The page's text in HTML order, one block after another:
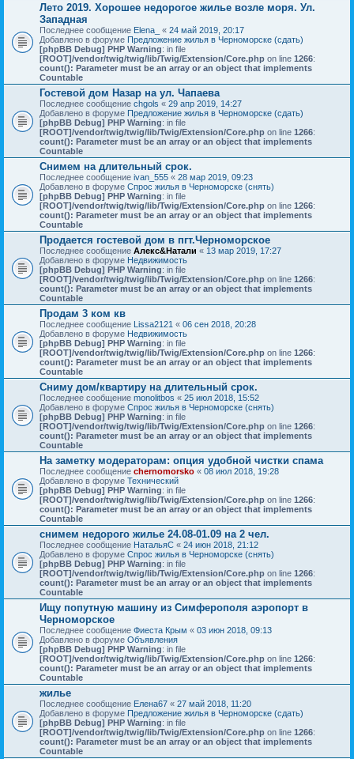
Лето 2019. Хорошее недорогое жилье возле моря. Ул.
Западная
Последнее сообщение Elena_ « 24 май 2019, 20:17
Добавлено в форуме Предложение жилья в Черноморске (сдать)
[phpBB Debug] PHP Warning: in file
[ROOT]/vendor/twig/twig/lib/Twig/Extension/Core.php on line 1266:
count(): Parameter must be an array or an object that implements
Countable
Гостевой дом Назар на ул. Чапаева
Последнее сообщение chgols « 29 апр 2019, 14:27
Добавлено в форуме Предложение жилья в Черноморске (сдать)
[phpBB Debug] PHP Warning: in file
[ROOT]/vendor/twig/twig/lib/Twig/Extension/Core.php on line 1266:
count(): Parameter must be an array or an object that implements
Countable
Снимем на длительный срок.
Последнее сообщение ivan_555 « 28 мар 2019, 09:23
Добавлено в форуме Спрос жилья в Черноморске (снять)
[phpBB Debug] PHP Warning: in file
[ROOT]/vendor/twig/twig/lib/Twig/Extension/Core.php on line 1266:
count(): Parameter must be an array or an object that implements
Countable
Продается гостевой дом в пгт.Черноморское
Последнее сообщение Алекс&Натали « 13 мар 2019, 17:27
Добавлено в форуме Недвижимость
[phpBB Debug] PHP Warning: in file
[ROOT]/vendor/twig/twig/lib/Twig/Extension/Core.php on line 1266:
count(): Parameter must be an array or an object that implements
Countable
Продам 3 ком кв
Последнее сообщение Lissa2121 « 06 сен 2018, 20:28
Добавлено в форуме Недвижимость
[phpBB Debug] PHP Warning: in file
[ROOT]/vendor/twig/twig/lib/Twig/Extension/Core.php on line 1266:
count(): Parameter must be an array or an object that implements
Countable
Сниму дом/квартиру на длительный срок.
Последнее сообщение monolitbos « 25 июл 2018, 15:52
Добавлено в форуме Спрос жилья в Черноморске (снять)
[phpBB Debug] PHP Warning: in file
[ROOT]/vendor/twig/twig/lib/Twig/Extension/Core.php on line 1266:
count(): Parameter must be an array or an object that implements
Countable
На заметку модераторам: опция удобной чистки спама
Последнее сообщение chernomorsko « 08 июл 2018, 19:28
Добавлено в форуме Технический
[phpBB Debug] PHP Warning: in file
[ROOT]/vendor/twig/twig/lib/Twig/Extension/Core.php on line 1266:
count(): Parameter must be an array or an object that implements
Countable
снимем недорого жилье 24.08-01.09 на 2 чел.
Последнее сообщение НатальяС « 24 июн 2018, 21:12
Добавлено в форуме Спрос жилья в Черноморске (снять)
[phpBB Debug] PHP Warning: in file
[ROOT]/vendor/twig/twig/lib/Twig/Extension/Core.php on line 1266:
count(): Parameter must be an array or an object that implements
Countable
Ищу попутную машину из Симферополя аэропорт в
Черноморское
Последнее сообщение Фиеста Крым « 03 июн 2018, 09:13
Добавлено в форуме Объявления
[phpBB Debug] PHP Warning: in file
[ROOT]/vendor/twig/twig/lib/Twig/Extension/Core.php on line 1266:
count(): Parameter must be an array or an object that implements
Countable
жилье
Последнее сообщение Елена67 « 27 май 2018, 11:20
Добавлено в форуме Предложение жилья в Черноморске (сдать)
[phpBB Debug] PHP Warning: in file
[ROOT]/vendor/twig/twig/lib/Twig/Extension/Core.php on line 1266:
count(): Parameter must be an array or an object that implements
Countable